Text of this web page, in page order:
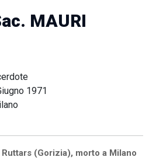
MAURI
1971
(Gorizia), morto a Milano